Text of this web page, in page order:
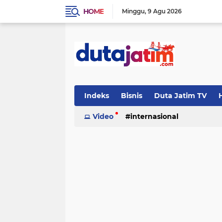
HOME Minggu 9 Agu 2026
Indeks Bisnis Duta Jatim TV
Video internasional